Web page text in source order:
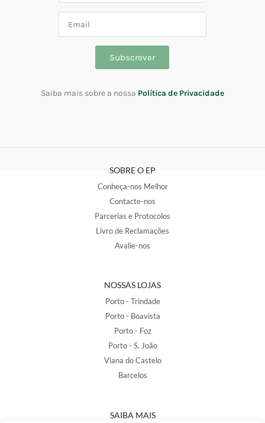
Subscrever
Saiba mais sobre a nossa Política de Privacidade
SOBRE O EP
Conheça-nos Melhor
Contacte-nos
Parcerias e Protocolos
Livro de Reclamações
Avalie-nos
NOSSAS LOJAS
Porto - Trindade
Porto - Boavista
Porto - Foz
Porto - S. João
Viana do Castelo
Barcelos
SAIBA MAIS